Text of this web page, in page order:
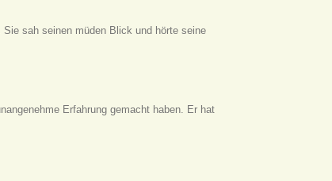
sah seinen müden Blick und hörte seine
Erfahrung gemacht haben. Er hat